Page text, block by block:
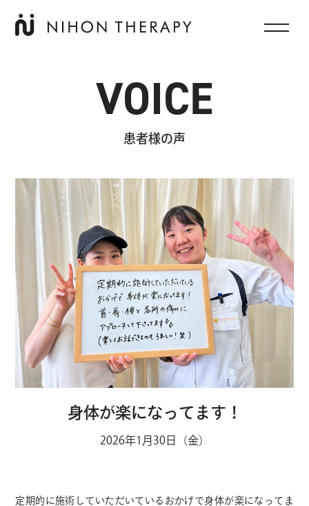
患者様の声
VOICE
身体が楽になってます！
2026年1月30日（金）
定期的に施術していただいているおかげで身体が楽になってま